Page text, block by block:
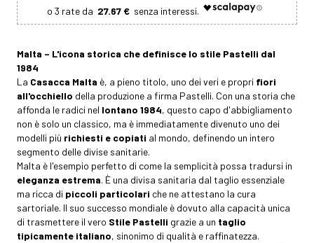
27.67 €
Malta – L'icona storica che definisce lo stile Pastelli dal
1984
La Casacca Malta è, a pieno titolo, uno dei veri e propri fiori
all'occhiello della produzione a firma Pastelli. Con una storia che
affonda le radici nel lontano 1984, questo capo d'abbigliamento
non è solo un classico, ma è immediatamente divenuto uno dei
modelli più richiesti e copiati al mondo, definendo un intero
segmento delle divise sanitarie.
Malta è l'esempio perfetto di come la semplicità possa tradursi in
eleganza estrema. È una divisa sanitaria dal taglio essenziale
ma ricca di piccoli particolari che ne attestano la cura
sartoriale. Il suo successo mondiale è dovuto alla capacità unica
di trasmettere il vero Stile Pastelli grazie a un taglio
tipicamente italiano, sinonimo di qualità e raffinatezza.